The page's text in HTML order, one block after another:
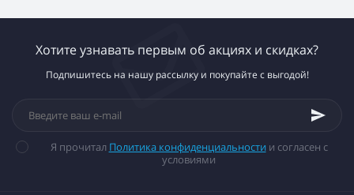
Хотите узнавать первым об акциях и скидках?
Подпишитесь на нашу рассылку и покупайте с выгодой!
Я прочитал Политика конфиденциальности и согласен с
условиями